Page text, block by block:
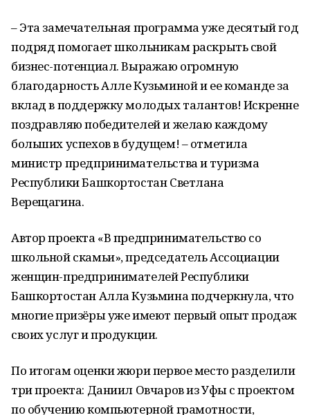
– Эта замечательная программа уже десятый год
подряд помогает школьникам раскрыть свой
бизнес-потенциал. Выражаю огромную
благодарность Алле Кузьминой и ее команде за
вклад в поддержку молодых талантов! Искренне
поздравляю победителей и желаю каждому
больших успехов в будущем! – отметила
министр предпринимательства и туризма
Республики Башкортостан Светлана
Верещагина.
Автор проекта «В предпринимательство со
школьной скамьи», председатель Ассоциации
женщин-предпринимателей Республики
Башкортостан Алла Кузьмина подчеркнула, что
многие призёры уже имеют первый опыт продаж
своих услуг и продукции.
По итогам оценки жюри первое место разделили
три проекта: Даниил Овчаров из Уфы с проектом
по обучению компьютерной грамотности,